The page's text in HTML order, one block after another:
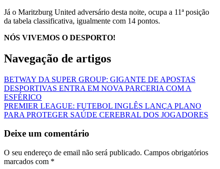
Já o Maritzburg United adversário desta noite, ocupa a 11ª posição
da tabela classificativa, igualmente com 14 pontos.
NÓS VIVEMOS O DESPORTO!
Navegação de artigos
BETWAY DA SUPER GROUP: GIGANTE DE APOSTAS
DESPORTIVAS ENTRA EM NOVA PARCERIA COM A
ESFÉRICO
PREMIER LEAGUE: FUTEBOL INGLÊS LANÇA PLANO
PARA PROTEGER SAÚDE CEREBRAL DOS JOGADORES
Deixe um comentário
O seu endereço de email não será publicado. Campos obrigatórios
marcados com *